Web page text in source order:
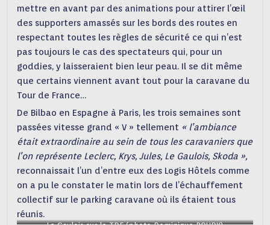
mettre en avant par des animations pour attirer l’œil
des supporters amassés sur les bords des routes en
respectant toutes les règles de sécurité ce qui n’est
pas toujours le cas des spectateurs qui, pour un
goddies, y laisseraient bien leur peau. Il se dit même
que certains viennent avant tout pour la caravane du
Tour de France…
De Bilbao en Espagne à Paris, les trois semaines sont
passées vitesse grand « V » tellement « l’ambiance
était extraordinaire au sein de tous les caravaniers que
l’on représente Leclerc, Krys, Jules, Le Gaulois, Skoda »,
reconnaissait l’un d’entre eux des Logis Hôtels comme
on a pu le constater le matin lors de l’échauffement
collectif sur le parking caravane où ils étaient tous
réunis.